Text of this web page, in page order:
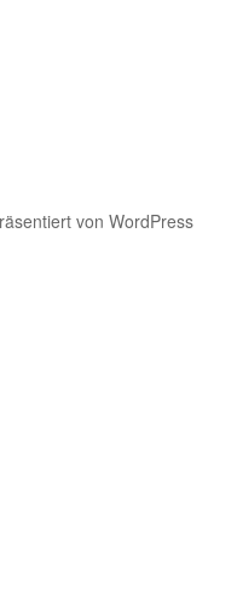
von WordPress